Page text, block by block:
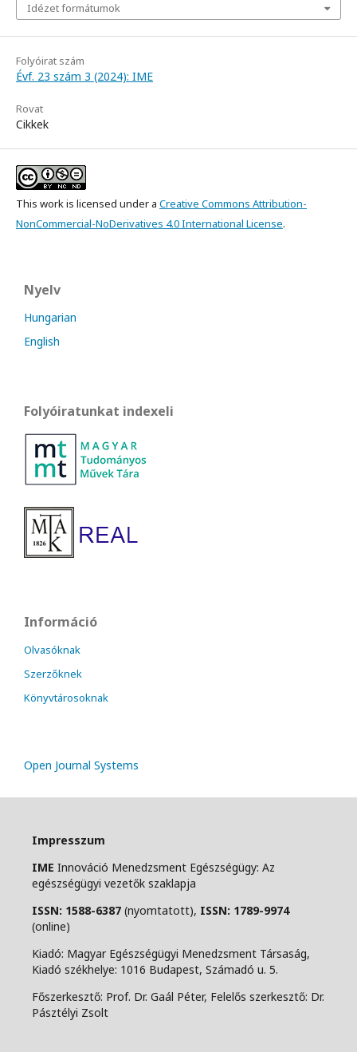
Idézet formátumok
Folyóirat szám
Évf. 23 szám 3 (2024): IME
Rovat
Cikkek
This work is licensed under a Creative Commons Attribution-
NonCommercial-NoDerivatives 4.0 International License.
Nyelv
Hungarian
English
Folyóiratunkat indexeli
Információ
Olvasóknak
Szerzőknek
Könyvtárosoknak
Open Journal Systems
Impresszum
IME Innováció Menedzsment Egészségügy: Az
egészségügyi vezetők szaklapja
ISSN: 1588-6387 (nyomtatott), ISSN: 1789-9974
(online)
Kiadó: Magyar Egészségügyi Menedzsment Társaság,
Kiadó székhelye: 1016 Budapest, Számadó u. 5.
Főszerkesztő: Prof. Dr. Gaál Péter, Felelős szerkesztő: Dr.
Pásztélyi Zsolt